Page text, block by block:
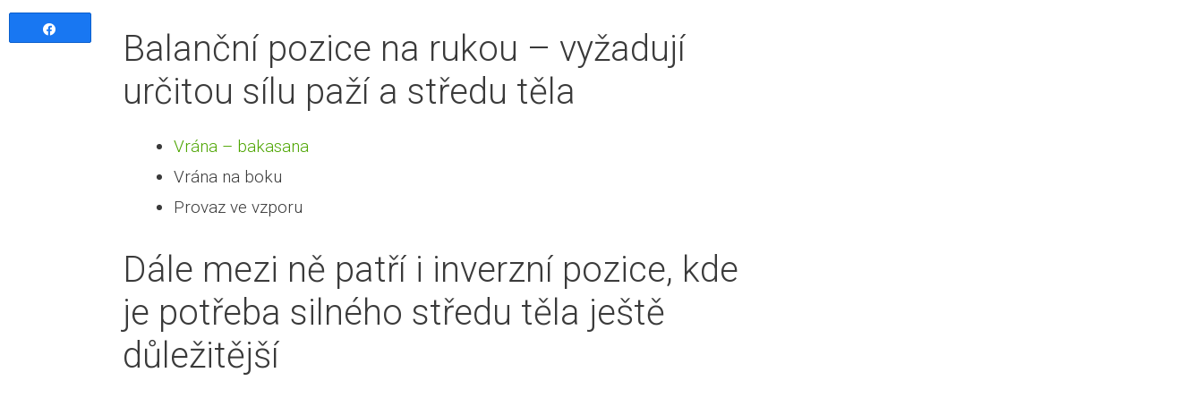
Balanční pozice na rukou – vyžadují
určitou sílu paží a středu těla
Vrána – bakasana
Vrána na boku
Provaz ve vzporu
Dále mezi ně patří i inverzní pozice, kde
je potřeba silného středu těla ještě
důležitější